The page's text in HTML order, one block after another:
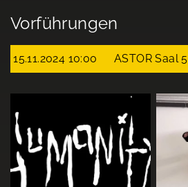
Vorführungen
15.11.2024 10:00 ASTOR Saal 5